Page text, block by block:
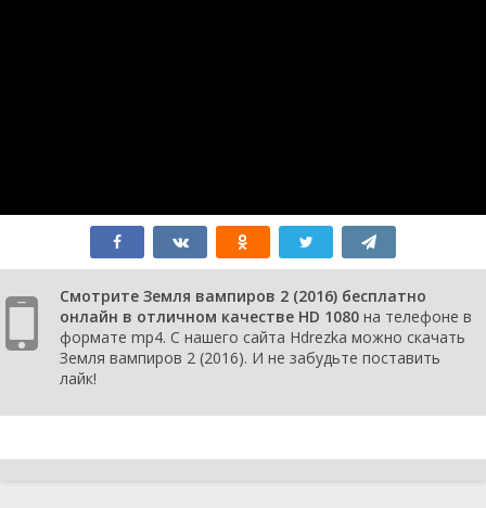
Смотрите Земля вампиров 2 (2016) бесплатно
онлайн в отличном качестве HD 1080 на телефоне в
формате mp4. С нашего сайта Hdrezka можно скачать
Земля вампиров 2 (2016). И не забудьте поставить
лайк!